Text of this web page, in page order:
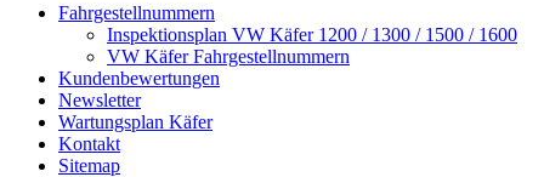
Fahrgestellnummern
Inspektionsplan VW Käfer 1200 / 1300 / 1500 / 1600
VW Käfer Fahrgestellnummern
Kundenbewertungen
Newsletter
Wartungsplan Käfer
Kontakt
Sitemap